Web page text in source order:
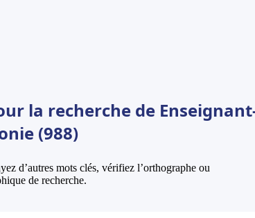
la recherche de
(988)
d’autres mots clés, vérifiez l’orthographe ou
de recherche.